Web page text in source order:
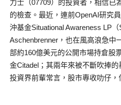
力士（07709）的投資者，相信已
的檢查。最近，連前OpenAI研究
沖基金Situational Awareness LP
Aschenbrenner，也在風高浪急中
部約160億美元的公開市場持倉股
金Citadel；其兩年來被不斷吹捧的
投資界前輩常言，股市專收叻仔，